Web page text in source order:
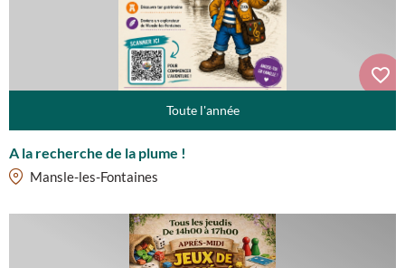
Toute l'année
A la recherche de la plume !
Mansle-les-Fontaines